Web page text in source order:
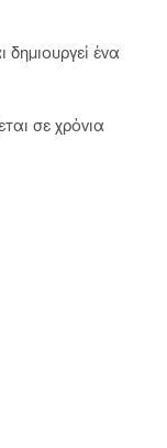
ένα
σε χρόνια